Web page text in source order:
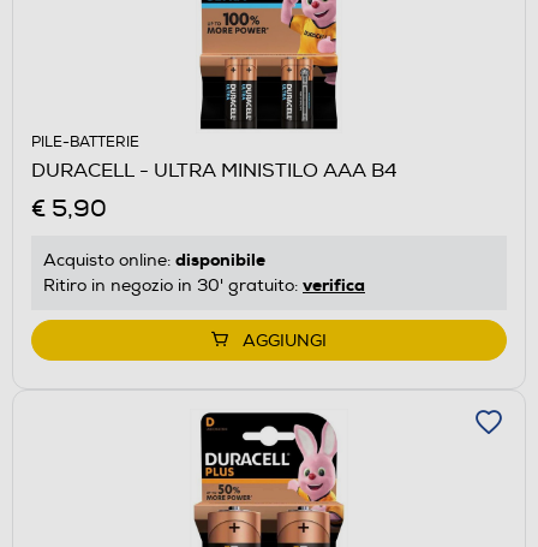
PILE-BATTERIE
DURACELL - ULTRA MINISTILO AAA B4
€ 5,90
Acquisto online: disponibile
Ritiro in negozio in 30' gratuito: verifica
AGGIUNGI